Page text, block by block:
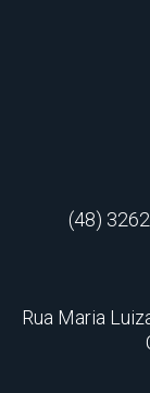
(48)
Rua Maria